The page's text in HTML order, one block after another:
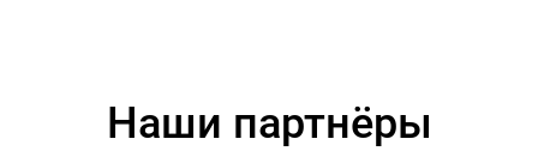
Наши партнёры